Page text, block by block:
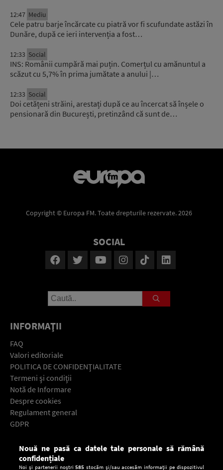
12:47 Mediu
Cele patru barje încărcate cu piatră vor fi scufundate astăzi în
Dunăre, după ce ieri intervenția a fost…
12:33 Social
INS: Românii cumpără mai puțin. Comerțul cu amănuntul a
scăzut cu 5,7% în prima jumătate a anului |…
12:33 Social
Doi cetățeni străini, arestați după ce au încercat să înșele o
pensionară din București, pretinzând că sunt de…
Copyright © Europa FM. Toate drepturile rezervate. 2026
SOCIAL
INFORMAŢII
FAQ
Valori editoriale
POLITICA DE CONFIDENŢIALITATE
Termeni şi condiţii
Notă de Informare
Despre cookies
Regulament general
GDPR
Descarcă gratuit aplicaţia Europa FM pentru smartphone:
Nouă ne pasă ca datele tale personale să rămână
confidențiale
Noi și partenerii noștri585 stocăm și/sau accesăm informații pe dispozitivul